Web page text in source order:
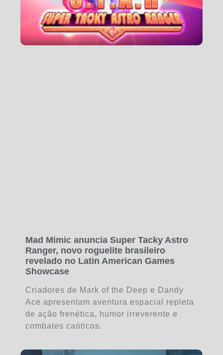
Mad Mimic anuncia Super Tacky Astro
Ranger, novo roguelite brasileiro
revelado no Latin American Games
Showcase
Criadores de Mark of the Deep e Dandy
Ace apresentam aventura espacial repleta
de ação frenética, humor irreverente e
combates caóticos.